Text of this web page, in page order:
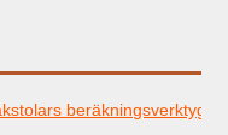
beräkningsverktyg